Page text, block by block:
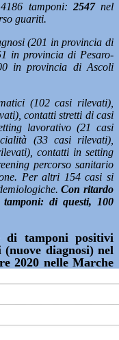
tamponi: 2547nel
guariti.
(201 in provincia di
in provincia di Pesaro-
in provincia di Ascoli
(102 casi rilevati),
contatti stretti di casi
lavorativo (21 casi
(33 casi rilevati),
contatti in setting
percorso sanitario
Per altri 154 casi si
Con ritardo
di questi, 100
di tamponi positivi
diagnosi) nel
2020 nelle Marche